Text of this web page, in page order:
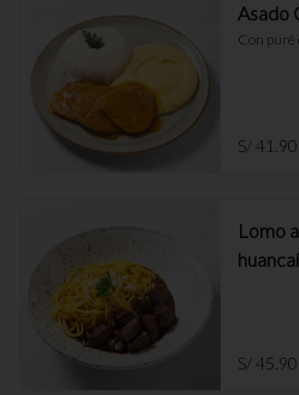
Asado
Con puré
S/ 41.90
Lomo
S/ 45.90